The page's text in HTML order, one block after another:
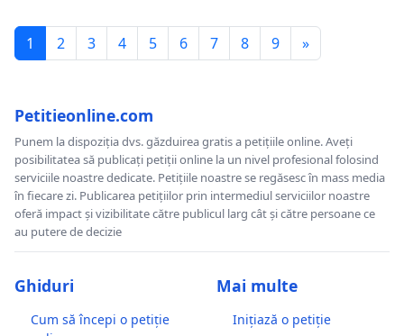
1 2 3 4 5 6 7 8 9 »
Petitieonline.com
Punem la dispoziția dvs. găzduirea gratis a petițiile online. Aveți
posibilitatea să publicați petiții online la un nivel profesional folosind
serviciile noastre dedicate. Petițiile noastre se regăsesc în mass media
în fiecare zi. Publicarea petițiilor prin intermediul serviciilor noastre
oferă impact și vizibilitate către publicul larg cât și către persoane ce
au putere de decizie
Ghiduri
Cum să începi o petiție
Mai multe
Inițiază o petiție